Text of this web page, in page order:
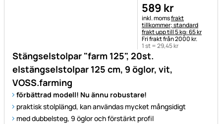
Stängselstolpar "farm 125", 20st.
elstängselstolpar 125 cm, 9 öglor, vit,
VOSS.farming
förbättrad modell! Nu ännu robustare!
praktisk stolplängd, kan användas mycket mångsidigt
med dubbelsteg, 9 öglor och förstärkt profil
589 kr
Skatteinformation:
inkl. momsfrakt
tillkommer; standard
frakt upp till 5 kg: 65 kr
Fri frakt från 2000 kr.
1 st =29,45kr